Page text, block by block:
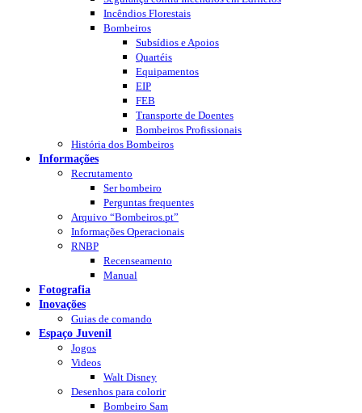
Incêndios Florestais
Bombeiros
Subsídios e Apoios
Quartéis
Equipamentos
EIP
FEB
Transporte de Doentes
Bombeiros Profissionais
História dos Bombeiros
Informações
Recrutamento
Ser bombeiro
Perguntas frequentes
Arquivo “Bombeiros.pt”
Informações Operacionais
RNBP
Recenseamento
Manual
Fotografia
Inovações
Guias de comando
Espaço Juvenil
Jogos
Videos
Walt Disney
Desenhos para colorir
Bombeiro Sam